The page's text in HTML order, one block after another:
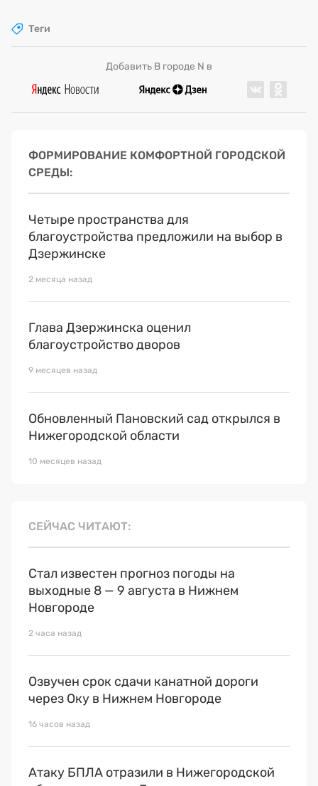
Теги
Добавить В городе N в
ФОРМИРОВАНИЕ КОМФОРТНОЙ ГОРОДСКОЙ
СРЕДЫ
Четыре пространства для
благоустройства предложили на выбор в
Дзержинске
2 месяца назад
Глава Дзержинска оценил
благоустройство дворов
9 месяцев назад
Обновленный Пановский сад открылся в
Нижегородской области
10 месяцев назад
СЕЙЧАС ЧИТАЮТ
Стал известен прогноз погоды на
выходные 8 — 9 августа в Нижнем
Новгороде
2 часа назад
Озвучен срок сдачи канатной дороги
через Оку в Нижнем Новгороде
16 часов назад
Атаку БПЛА отразили в Нижегородской